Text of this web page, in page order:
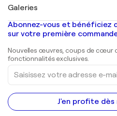
Banksy
Mr. Brainwash
Shepard Fairey
Tableaux abstraits à vendre
Peintures de paysage
Estampes
Peintures acryliques
Galeries
Galeries d'art en France
Galeries d'art en Belgique
Abonnez-vous et bénéficiez
sur votre première
Nouvelles œuvres, coups de cœur
fonctionnalités exclusives.
Saisissez
votre
adresse
e-
mail
J'en profite dès